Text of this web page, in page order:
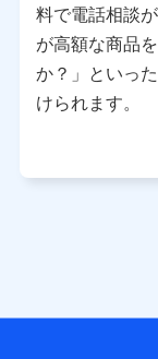
※ パーソナルデ
理」の設定状態
※ dポイントク
日以降、一度もd
個人データは、
用します。
料で電話相談
が高額な商品
か？」といっ
けられます。